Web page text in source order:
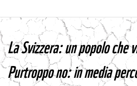
La Svizzera: un popolo che
Purtroppo no: in media